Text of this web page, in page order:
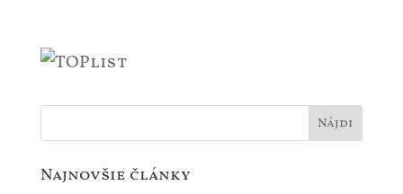
Najnovšie články